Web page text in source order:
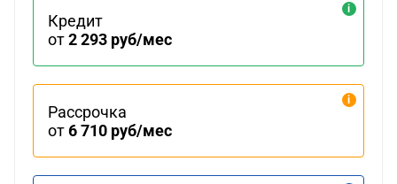
Кредит
от2 293 руб/мес
Рассрочка
от6 710 руб/мес